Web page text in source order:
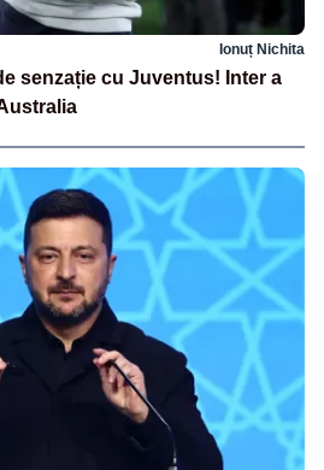
Ionuț Nichita
senzație cu Juventus! Inter a